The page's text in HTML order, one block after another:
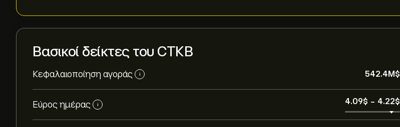
Βασικοί δείκτες του CTKB
Κεφαλαιοποίηση αγοράς i 542.4M‎$‎
Εύρος ημέρας i 4.09‎$‎ - 4.22‎$‎